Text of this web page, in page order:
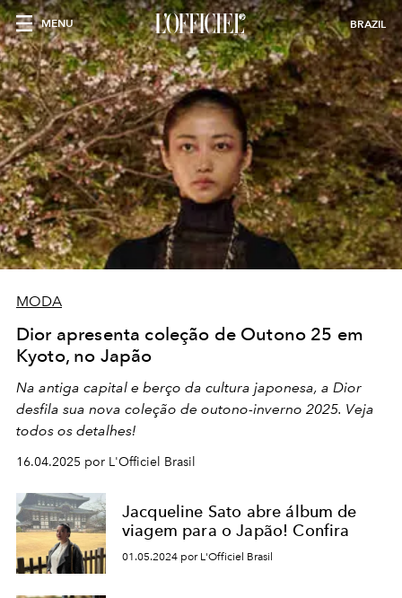
MENU BRAZIL
MODA
Dior apresenta coleção de Outono 25 em
Kyoto, no Japão
Na antiga capital e berço da cultura japonesa, a Dior
desfila sua nova coleção de outono-inverno 2025. Veja
todos os detalhes!
16.04.2025 por L'Officiel Brasil
Jacqueline Sato abre álbum de
viagem para o Japão! Confira
01.05.2024 por L'Officiel Brasil